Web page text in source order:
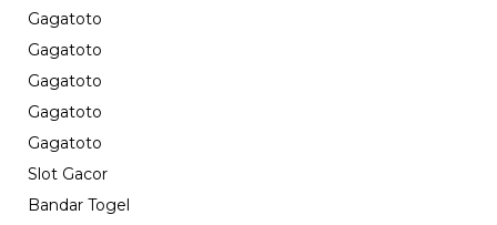
Gagatoto
Gagatoto
Gagatoto
Gagatoto
Gagatoto
Slot Gacor
Bandar Togel